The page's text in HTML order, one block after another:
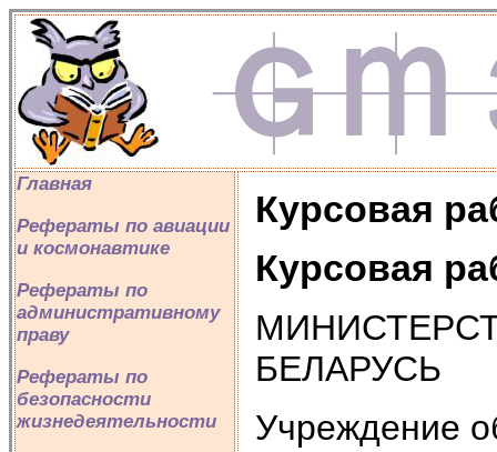
Главная
Рефераты по авиации
и космонавтике
Рефераты по
административному
праву
Рефераты по
безопасности
жизнедеятельности
Курсовая
Курсовая
БЕЛАРУСЬ
Учреждение